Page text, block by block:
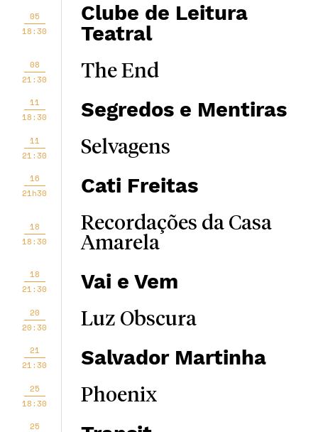
05
18:30
Clube de Leitura
Teatral
08
21:30
The End
11
18:30
Segredos e Mentiras
11
21:30
Selvagens
16
21h30
Cati Freitas
18
18:30
Recordações da Casa
Amarela
18
21:30
Vai e Vem
20
20:30
Luz Obscura
21
21:30
Salvador Martinha
25
18:30
Phoenix
25